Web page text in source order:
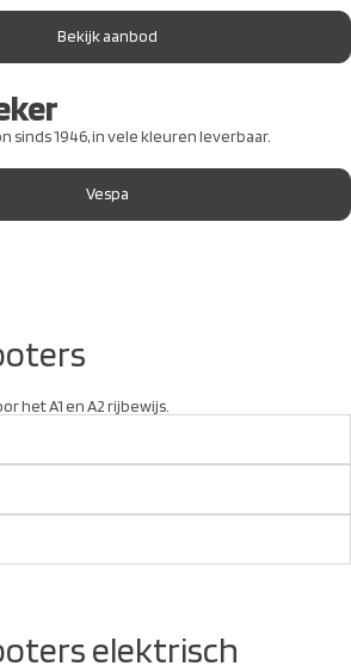
Bekijk aanbod
sinds 1946, in vele kleuren leverbaar.
Vespa
het A1 en A2 rijbewijs.
elektrisch